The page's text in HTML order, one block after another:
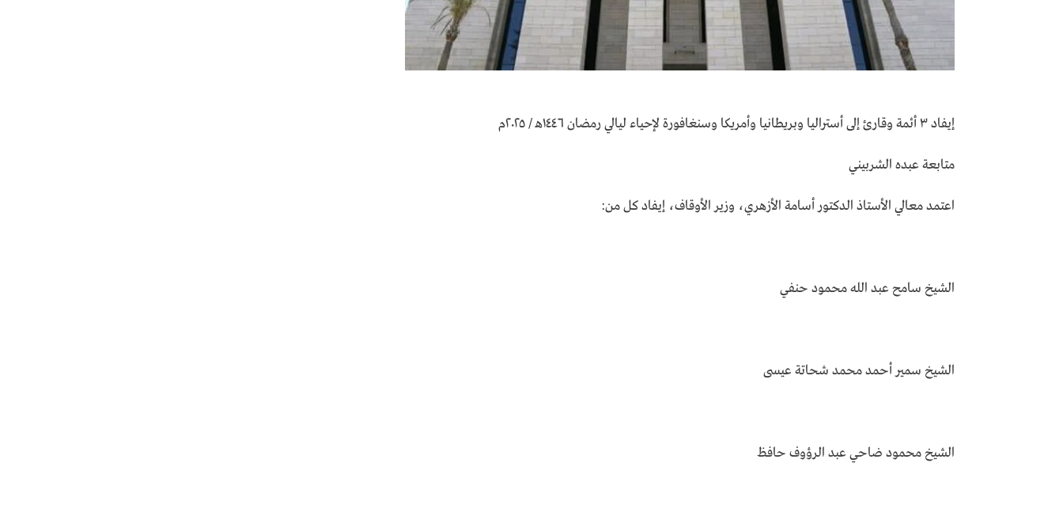
إيفاد ٣ أئمة وقارئ إلى أستراليا وبريطانيا وأمريكا وسنغافورة لإحياء ليالي رمضان ١٤٤٦هـ / ٢٠٢٥م
متابعة عبده الشربيني
اعتمد معالي الأستاذ الدكتور أسامة الأزهري، وزير الأوقاف، إيفاد كل من:
الشيخ سامح عبد الله محمود حنفي
الشيخ سمير أحمد محمد شحاتة عيسى
الشيخ محمود ضاحي عبد الرؤوف حافظ